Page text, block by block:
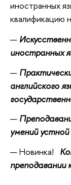
иностранных
квалификацию
иностранных
английского
умений
Новинка!
преподавании